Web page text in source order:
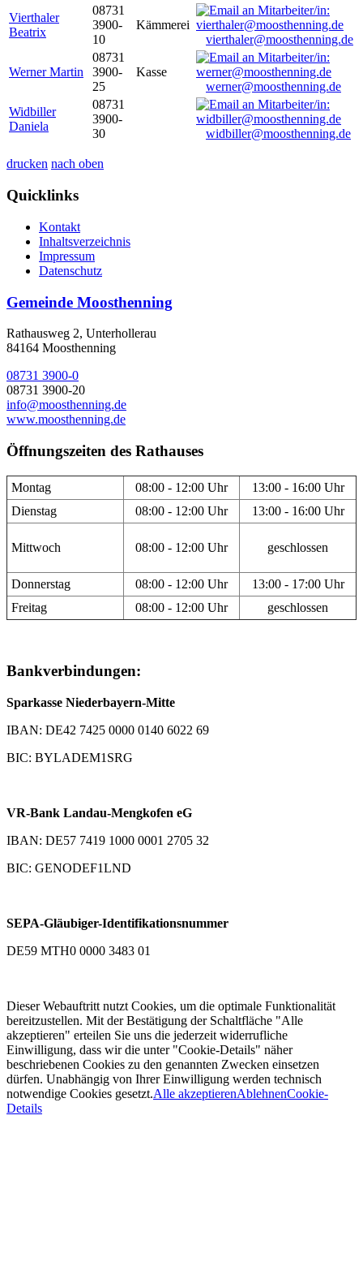
Vierthaler
Beatrix
08731
3900-
10
Kämmerei
vierthaler@moosthenning.de
Werner Martin
08731
3900-
25
Kasse
werner@moosthenning.de
Widbiller
Daniela
08731
3900-
30
widbiller@moosthenning.de
drucken nach oben
Quicklinks
Kontakt
Inhaltsverzeichnis
Impressum
Datenschutz
Gemeinde Moosthenning
Rathausweg 2, Unterhollerau
84164 Moosthenning
08731 3900-0
08731 3900-20
info@moosthenning.de
www.moosthenning.de
Öffnungszeiten des Rathauses
Montag 08:00 - 12:00 Uhr
13:00 - 16:00 Uhr
Dienstag
08:00 - 12:00 Uhr 13:00 - 16:00 Uhr
Mittwoch 08:00 - 12:00 Uhr geschlossen
Donnerstag 08:00 - 12:00 Uhr
13:00 - 17:00 Uhr
Freitag
08:00 - 12:00 Uhr geschlossen
Bankverbindungen:
Sparkasse Niederbayern-Mitte
IBAN: DE42 7425 0000 0140 6022 69
BIC: BYLADEM1SRG
VR-Bank Landau-Mengkofen eG
IBAN: DE57 7419 1000 0001 2705 32
BIC: GENODEF1LND
SEPA-Gläubiger-Identifikationsnummer
DE59 MTH0 0000 3483 01
Dieser Webauftritt nutzt Cookies, um die optimale Funktionalität
bereitzustellen. Mit der Bestätigung der Schaltfläche "Alle
akzeptieren" erteilen Sie uns die jederzeit widerrufliche
Einwilligung, dass wir die unter "Cookie-Details" näher
beschriebenen Cookies zu den genannten Zwecken einsetzen
dürfen. Unabhängig von Ihrer Einwilligung werden technisch
notwendige Cookies gesetzt.Alle akzeptierenAblehnenCookie-
Details